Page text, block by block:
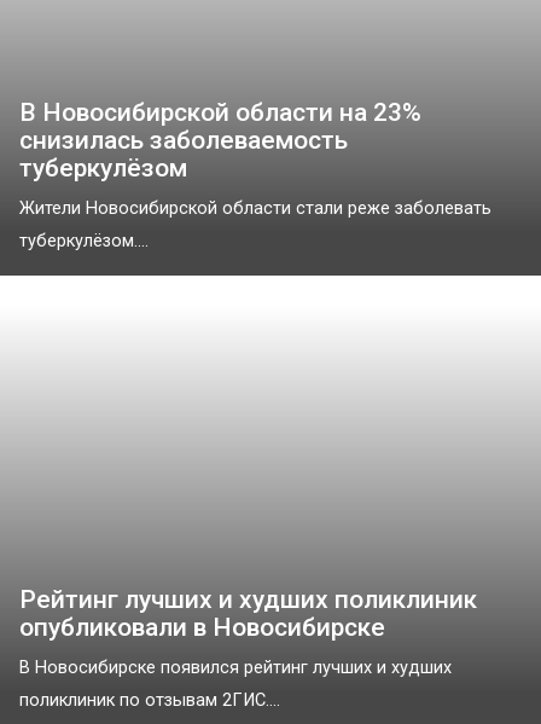
В Новосибирской области на 23%
снизилась заболеваемость
туберкулёзом
Жители Новосибирской области стали реже заболевать
туберкулёзом....
Рейтинг лучших и худших поликлиник
опубликовали в Новосибирске
В Новосибирске появился рейтинг лучших и худших
поликлиник по отзывам 2ГИС....